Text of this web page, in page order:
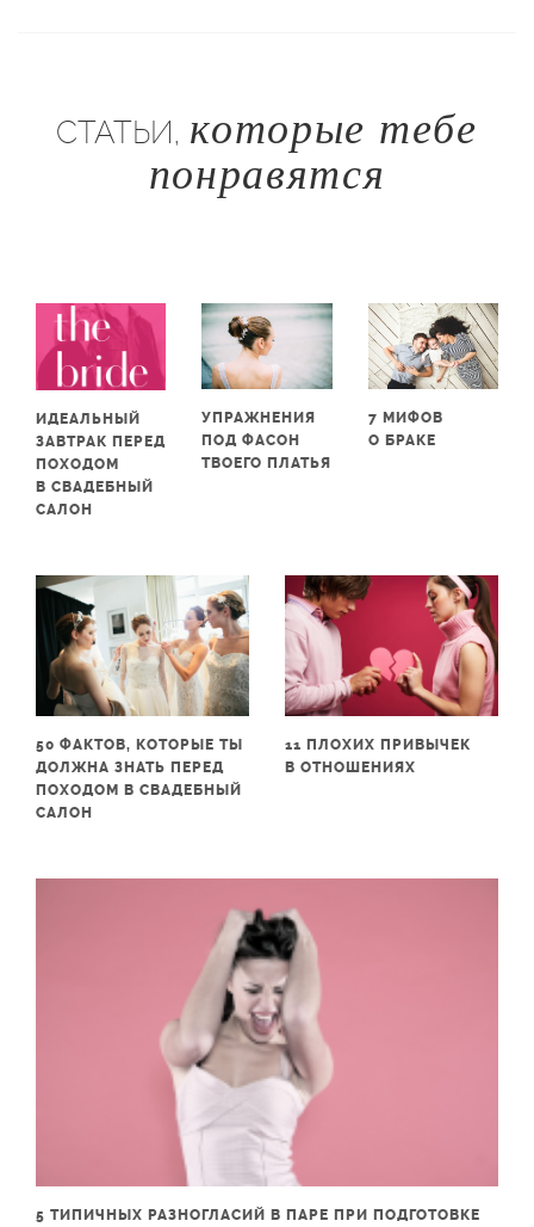
СТАТЬИ, которые тебе
понравятся
ИДЕАЛЬНЫЙ
ЗАВТРАК ПЕРЕД
ПОХОДОМ
В СВАДЕБНЫЙ
САЛОН
УПРАЖНЕНИЯ
ПОД ФАСОН
ТВОЕГО ПЛАТЬЯ
7 МИФОВ
О БРАКЕ
50 ФАКТОВ, КОТОРЫЕ ТЫ
ДОЛЖНА ЗНАТЬ ПЕРЕД
ПОХОДОМ В СВАДЕБНЫЙ
САЛОН
11 ПЛОХИХ ПРИВЫЧЕК
В ОТНОШЕНИЯХ
5 ТИПИЧНЫХ РАЗНОГЛАСИЙ В ПАРЕ ПРИ ПОДГОТОВКЕ